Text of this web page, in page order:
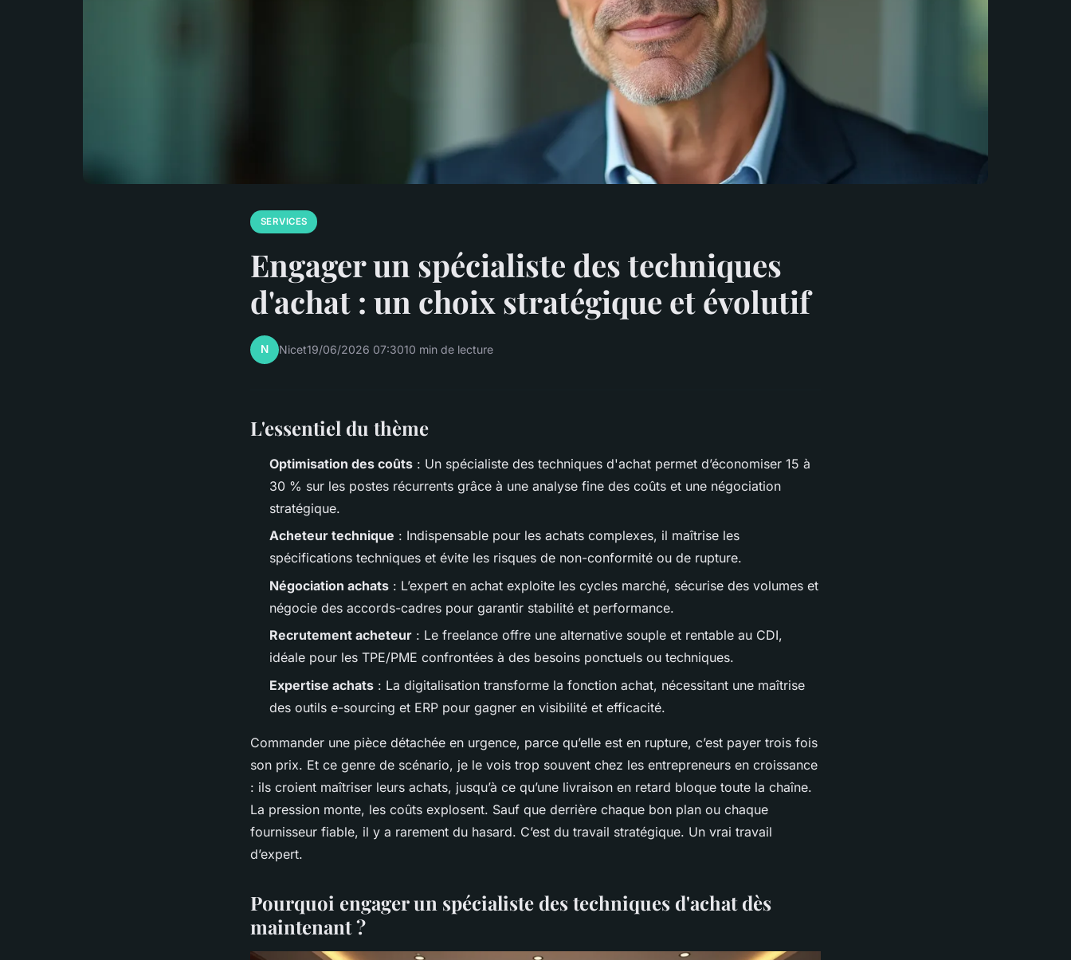
SERVICES
Engager un spécialiste des techniques
d'achat : un choix stratégique et évolutif
N Nicet19/06/2026 07:3010 min de lecture
L'essentiel du thème
Optimisation des coûts : Un spécialiste des techniques d'achat permet d’économiser 15 à
30 % sur les postes récurrents grâce à une analyse fine des coûts et une négociation
stratégique.
Acheteur technique : Indispensable pour les achats complexes, il maîtrise les
spécifications techniques et évite les risques de non-conformité ou de rupture.
Négociation achats : L’expert en achat exploite les cycles marché, sécurise des volumes et
négocie des accords-cadres pour garantir stabilité et performance.
Recrutement acheteur : Le freelance offre une alternative souple et rentable au CDI,
idéale pour les TPE/PME confrontées à des besoins ponctuels ou techniques.
Expertise achats : La digitalisation transforme la fonction achat, nécessitant une maîtrise
des outils e-sourcing et ERP pour gagner en visibilité et efficacité.
Commander une pièce détachée en urgence, parce qu’elle est en rupture, c’est payer trois fois
son prix. Et ce genre de scénario, je le vois trop souvent chez les entrepreneurs en croissance
: ils croient maîtriser leurs achats, jusqu’à ce qu’une livraison en retard bloque toute la chaîne.
La pression monte, les coûts explosent. Sauf que derrière chaque bon plan ou chaque
fournisseur fiable, il y a rarement du hasard. C’est du travail stratégique. Un vrai travail
d’expert.
Pourquoi engager un spécialiste des techniques d'achat dès
maintenant ?